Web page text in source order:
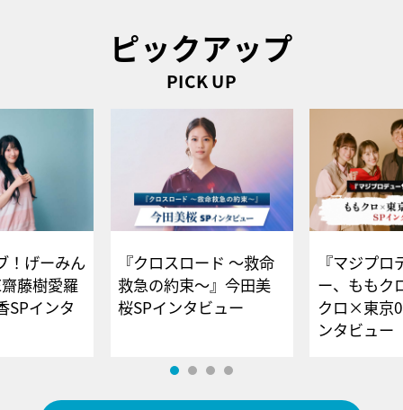
ピックアップ
PICK UP
！げーみん
藤樹愛羅
SPインタ
『クロスロード ～救命
救急の約束～』今田美
桜SPインタビュー
『マジプロ
ー、ももク
クロ×東京
ンタビュー